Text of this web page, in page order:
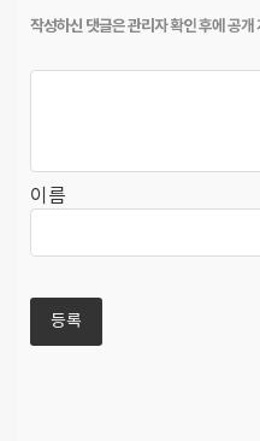
이름